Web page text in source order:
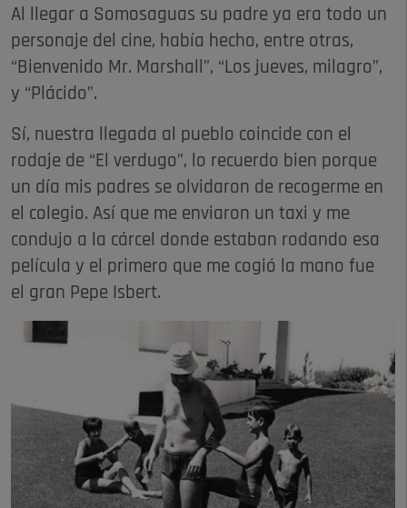
Al llegar a Somosaguas su padre ya era todo un
personaje del cine, había hecho, entre otras,
“Bienvenido Mr. Marshall”, “Los jueves, milagro”,
y “Plácido”.
Sí, nuestra llegada al pueblo coincide con el
rodaje de “El verdugo”, lo recuerdo bien porque
un día mis padres se olvidaron de recogerme en
el colegio. Así que me enviaron un taxi y me
condujo a la cárcel donde estaban rodando esa
película y el primero que me cogió la mano fue
el gran Pepe Isbert.